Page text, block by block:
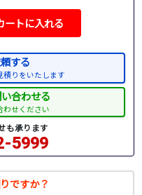
ートに入れる
する
積りをいたします
合わせる
わせください
も承ります
5999
ですか？